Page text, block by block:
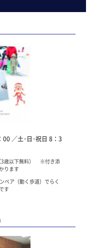
／土･日･祝日 8：3
3歳以下無料） ※付き添
ります
ベア（動く歩道）でらく
す